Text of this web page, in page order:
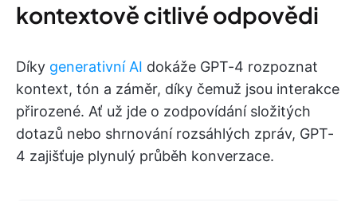
kontextově citlivé odpovědi
Díky generativní AI dokáže GPT-4 rozpoznat
kontext, tón a záměr, díky čemuž jsou interakce
přirozené. Ať už jde o zodpovídání složitých
dotazů nebo shrnování rozsáhlých zpráv, GPT-
4 zajišťuje plynulý průběh konverzace.